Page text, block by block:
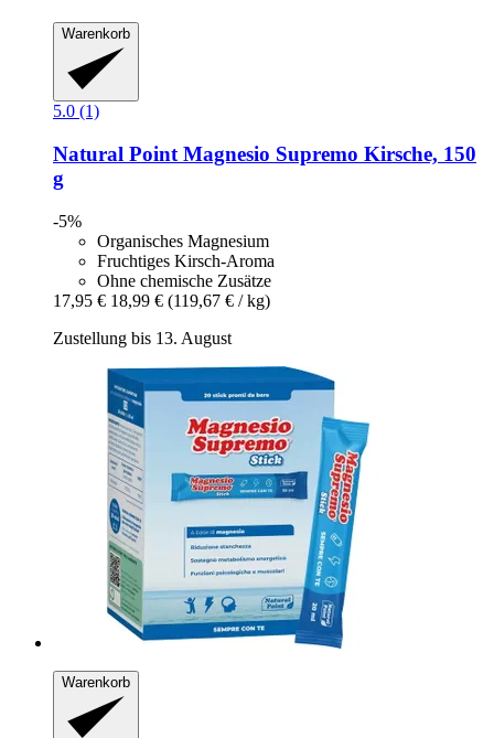
Warenkorb
5.0 (1)
Natural Point Magnesio Supremo Kirsche, 150
g
-5%
Organisches Magnesium
Fruchtiges Kirsch-Aroma
Ohne chemische Zusätze
17,95 € 18,99 € (119,67 € / kg)
Zustellung bis 13. August
Warenkorb